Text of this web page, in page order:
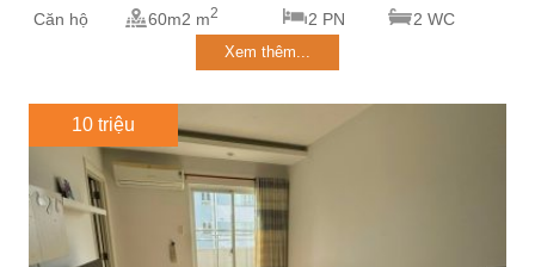
Căn hộ 60m2 m2 2 PN 2 WC
Xem thêm...
10 triệu